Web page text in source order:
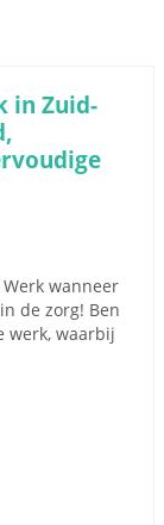
in Zuid-
wanneer
de zorg! Ben
werk, waarbij